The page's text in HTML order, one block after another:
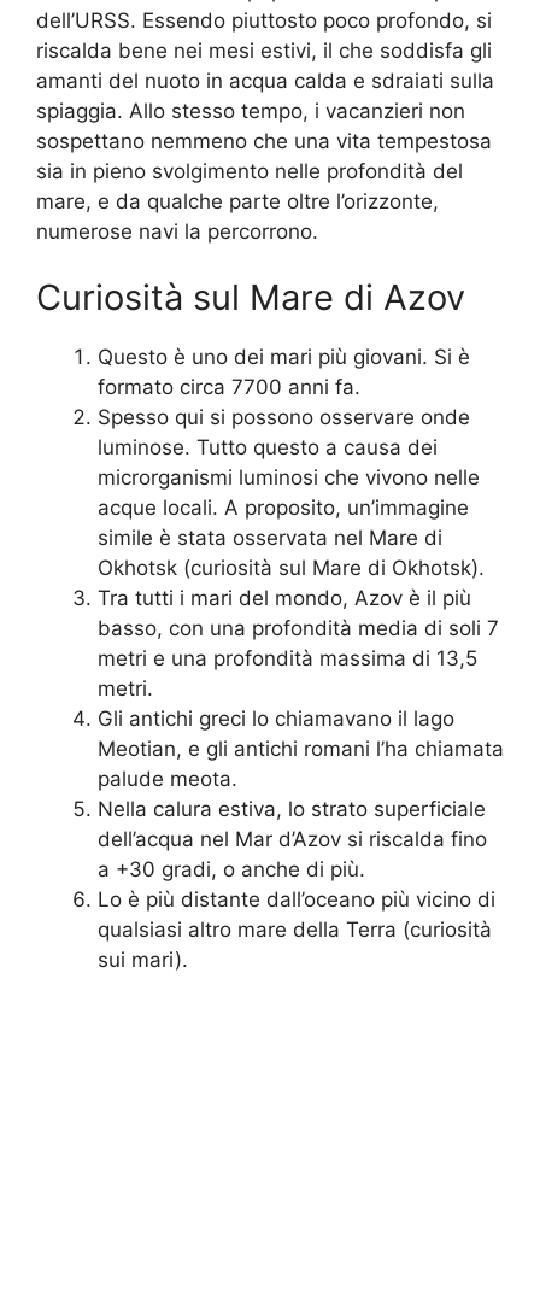
dell’URSS. Essendo piuttosto poco profondo, si
riscalda bene nei mesi estivi, il che soddisfa gli
amanti del nuoto in acqua calda e sdraiati sulla
spiaggia. Allo stesso tempo, i vacanzieri non
sospettano nemmeno che una vita tempestosa
sia in pieno svolgimento nelle profondità del
mare, e da qualche parte oltre l’orizzonte,
numerose navi la percorrono.
Curiosità sul Mare di ​​Azov
Questo è uno dei mari più giovani. Si è
formato circa 7700 anni fa.
Spesso qui si possono osservare onde
luminose. Tutto questo a causa dei
microrganismi luminosi che vivono nelle
acque locali. A proposito, un’immagine
simile è stata osservata nel Mare di
Okhotsk (curiosità sul Mare di Okhotsk).
Tra tutti i mari del mondo, Azov è il più
basso, con una profondità media di soli 7
metri e una profondità massima di 13,5
metri.
Gli antichi greci lo chiamavano il lago
Meotian, e gli antichi romani l’ha chiamata
palude meota.
Nella calura estiva, lo strato superficiale
dell’acqua nel Mar d’Azov si riscalda fino
a +30 gradi, o anche di più.
Lo è più distante dall’oceano più vicino di
qualsiasi altro mare della Terra (curiosità
sui mari).